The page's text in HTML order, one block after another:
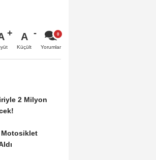
A
Küçült Yorumlar
2 Milyon
Motosiklet